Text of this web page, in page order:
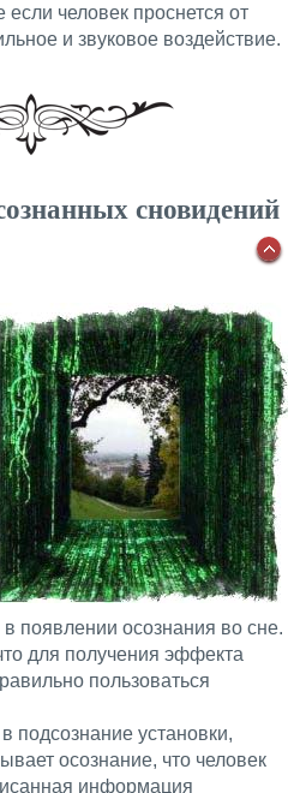
если человек проснется от
и звуковое воздействие.
сновидений
появлении осознания во сне.
для получения эффекта
пользоваться
подсознание установки,
осознание, что человек
информация